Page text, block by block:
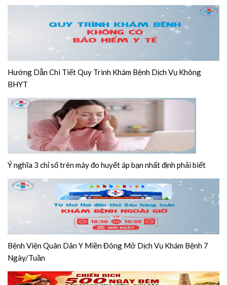
Hướng Dẫn Chi Tiết Quy Trình Khám Bệnh Dịch Vụ Không
BHYT
Ý nghĩa 3 chỉ số trên máy đo huyết áp bạn nhất định phải biết
Bệnh Viện Quân Dân Y Miền Đông Mở Dịch Vụ Khám Bệnh 7
Ngày/Tuần